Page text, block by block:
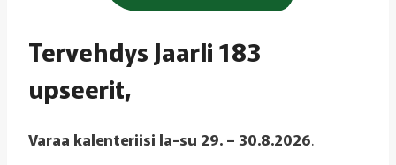
Tervehdys Jaarli 183
upseerit,
Varaa kalenteriisi la-su 29. – 30.8.2026.